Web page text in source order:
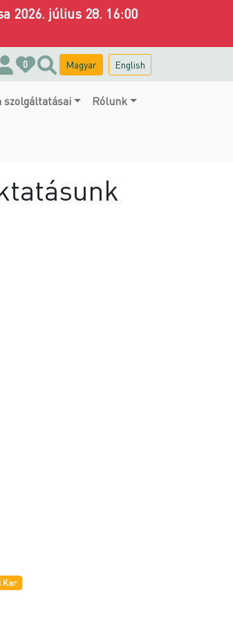
2026. július 28. 16:00
0 Magyar English
szolgáltatásai Rólunk
Kar